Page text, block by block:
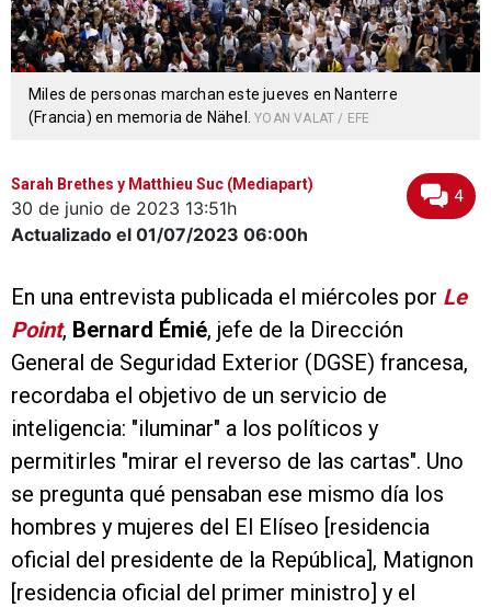
Miles de personas marchan este jueves en Nanterre
(Francia) en memoria de Nähel.YOAN VALAT / EFE
Sarah Brethes y Matthieu Suc (Mediapart)
30 de junio de 2023 13:51h
Actualizado el 01/07/2023 06:00h
4
En una entrevista publicada el miércoles por Le
Point, Bernard Émié, jefe de la Dirección
General de Seguridad Exterior (DGSE) francesa,
recordaba el objetivo de un servicio de
inteligencia: "iluminar" a los políticos y
permitirles "mirar el reverso de las cartas". Uno
se pregunta qué pensaban ese mismo día los
hombres y mujeres del El Elíseo [residencia
oficial del presidente de la República], Matignon
[residencia oficial del primer ministro] y el